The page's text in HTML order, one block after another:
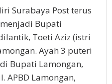
Surabaya Post terus
Bupati
Toeti Aziz (istri
Ayah 3 puteri
Bupati Lamongan,
APBD Lamongan,